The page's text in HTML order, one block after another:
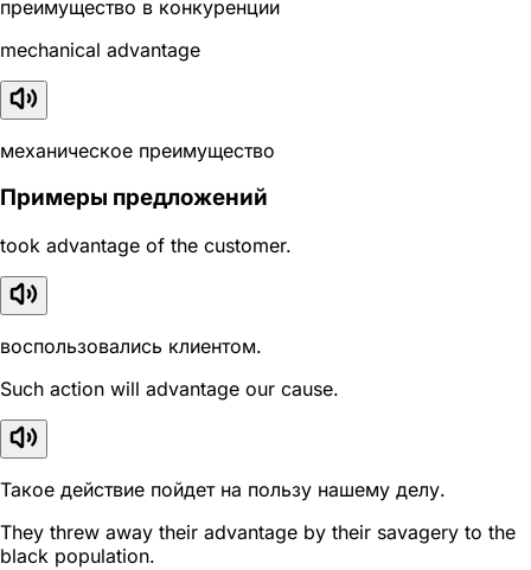
преимущество в конкуренции
mechanical advantage
механическое преимущество
Примеры предложений
took advantage of the customer.
воспользовались клиентом.
Such action will advantage our cause.
Такое действие пойдет на пользу нашему делу.
They threw away their advantage by their savagery to the
black population.